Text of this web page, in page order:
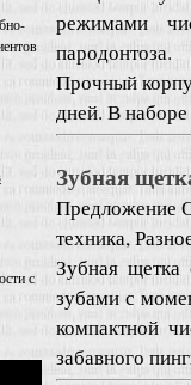
с
режимами
пародонтоза.
Прочный
дней. В
Зубная
Предложение
техника,
Зубная щетка
зубами с
компактной
забавного